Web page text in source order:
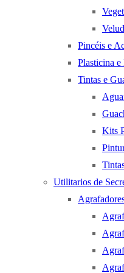
Pincéis e
Plasticina e
Tintas e
Kits
Utilitarios de